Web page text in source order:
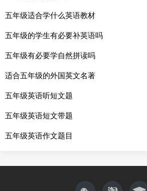
五年级适合学什么英语教材
五年级的学生有必要补英语吗
五年级有必要学自然拼读吗
适合五年级的外国英文名著
五年级英语听短文题
五年级英语短文带题
五年级英语作文题目